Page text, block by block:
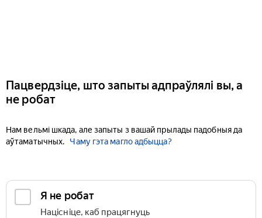
Пацвердзіце, што запыты адпраўлялі вы, а
не робат
Нам вельмі шкада, але запыты з вашай прылады падобныя да
аўтаматычных.
Чаму гэта магло адбыцца?
Я не робат
Націсніце, каб працягнуць